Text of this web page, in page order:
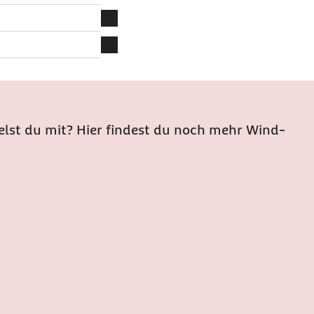
das sich
(z. B. über
das über den
du mit? Hier findest du noch mehr Wind-